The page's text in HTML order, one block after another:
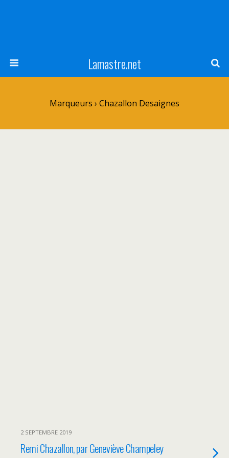
Lamastre.net
Marqueurs › Chazallon Desaignes
2 SEPTEMBRE 2019
Remi Chazallon, par Geneviève Champeley